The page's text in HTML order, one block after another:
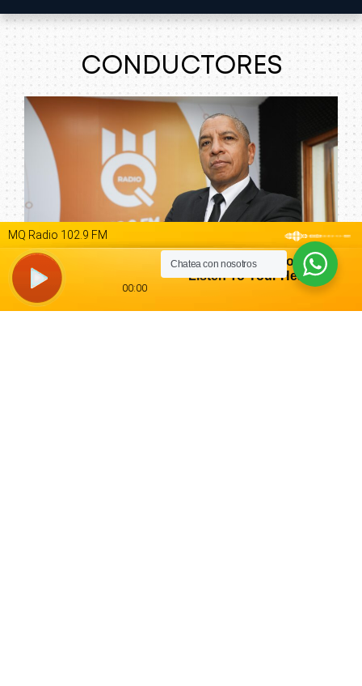
CONDUCTORES
Chatea con nosotros